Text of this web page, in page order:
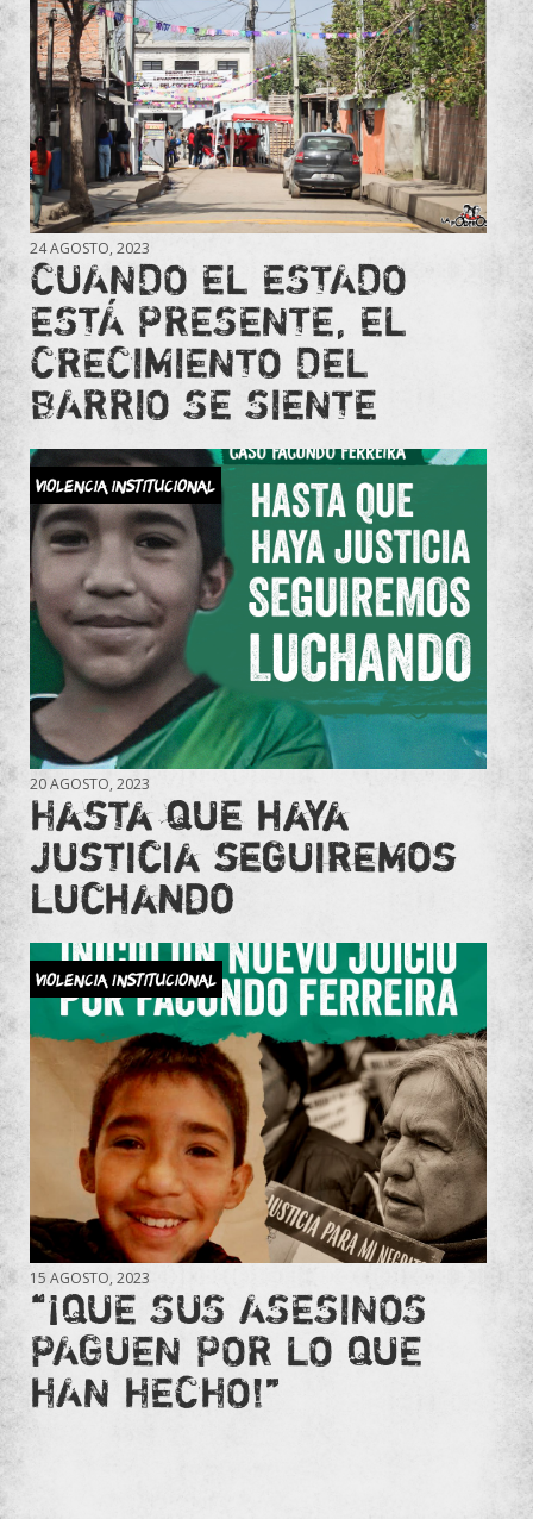
24 AGOSTO, 2023
CUANDO EL ESTADO
ESTÁ PRESENTE, EL
CRECIMIENTO DEL
BARRIO SE SIENTE
violencia institucional
20 AGOSTO, 2023
Hasta que haya
justicia seguiremos
luchando
Violencia Institucional
15 AGOSTO, 2023
“¡QUE SUS ASESINOS
PAGUEN POR LO QUE
HAN HECHO!”